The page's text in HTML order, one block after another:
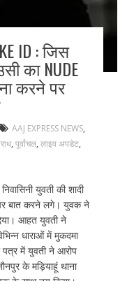
ID : जिस
का NUDE
करने पर
AAJ EXPRESS NEWS,
, पूर्वांचल, लाइव अपडेट,
युवती की शादी
बात करने लगे। युवक ने
आहत युवती ने
धाराओं में मुकदमा
पत्र में युवती ने आरोप
के मड़ियाहूं थाना